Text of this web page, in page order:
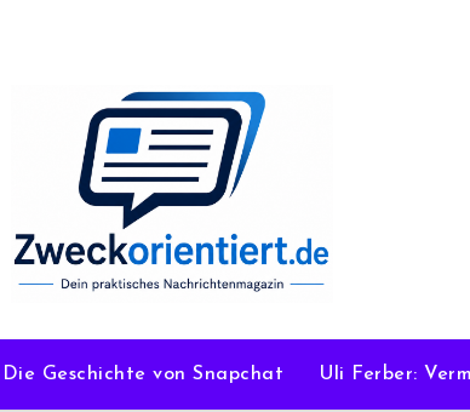
Die Geschichte von Snapchat Uli Ferber: